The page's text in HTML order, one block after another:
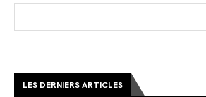
LES DERNIERS ARTICLES